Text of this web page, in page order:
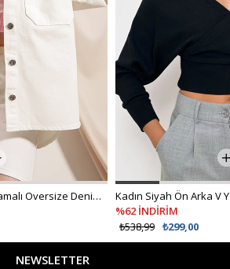
Kadın Ekru Çift Cepli Yıkamalı Oversize Denim Ceket ALC-X8152
%62 İNDİRİM
₺299,00
₺538,99
NEWSLETTER